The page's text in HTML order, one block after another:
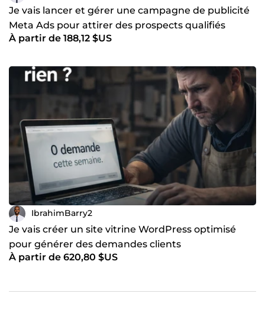
Je vais lancer et gérer une campagne de publicité
Meta Ads pour attirer des prospects qualifiés
À partir de 188,12 $US
IbrahimBarry2
Je vais créer un site vitrine WordPress optimisé
pour générer des demandes clients
À partir de 620,80 $US